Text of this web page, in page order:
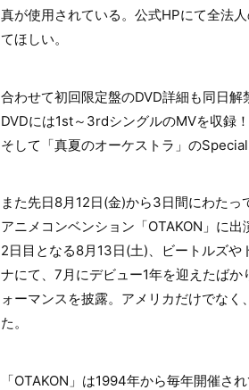
真が使用されている。公式HPにて全法
てほしい。
合わせて初回限定盤のDVD詳細も同日解
DVDには1st～3rdシングルのMVを収録
そして「真夏のオーケストラ」の
また先日8月12日(金)から3日間にわた
アニメコンベンション「OTAKON」に出
2日目となる8月13日(土)、ビートルズ
ナにて、7月にデビュー1年を迎えたば
ォーマンスを披露。アメリカだけでな
た。
「OTAKON」は1994年から毎年開催さ